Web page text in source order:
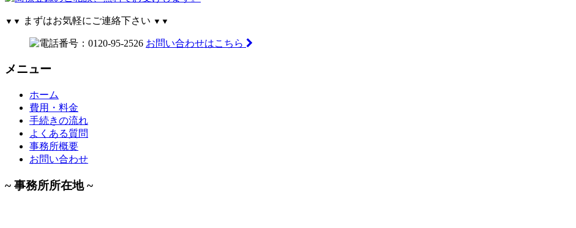
▼▼ まずはお気軽にご連絡下さい ▼▼
お問い合わせはこちら
メニュー
ホーム
費用・料金
手続きの流れ
よくある質問
事務所概要
お問い合わせ
~ 事務所所在地 ~